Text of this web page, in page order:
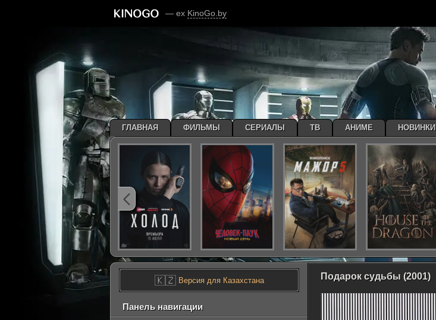
— ex KinoGo.by
Подарок судьбы (2001)
🇰🇿Версия для Казахстана
Панель навигации
ГЛАВНАЯ ФИЛЬМЫ СЕРИАЛЫ ТВ АНИМЕ НОВИНКИ